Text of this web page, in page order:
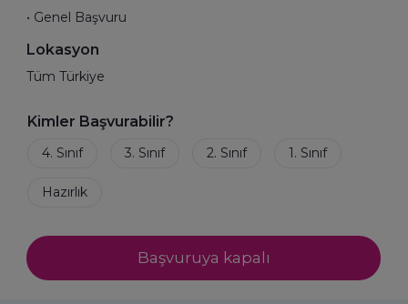
• Genel Başvuru
Lokasyon
Tüm Türkiye
Kimler Başvurabilir?
Başvuruya kapalı